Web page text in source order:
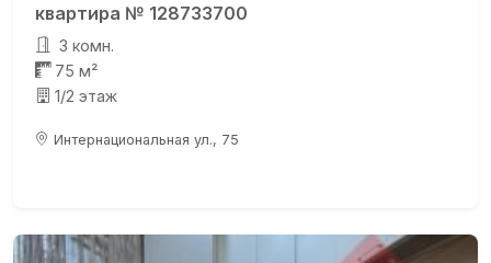
квартира № 128733700
3 комн.
75 м²
1/2 этаж
Интернациональная ул., 75